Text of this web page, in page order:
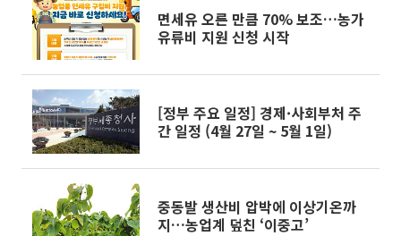
면세유 오른 만큼 70% 보조…농가
유류비 지원 신청 시작
[정부 주요 일정] 경제·사회부처 주
간 일정 (4월 27일 ~ 5월 1일)
중동발 생산비 압박에 이상기온까
지…농업계 덮친 ‘이중고’